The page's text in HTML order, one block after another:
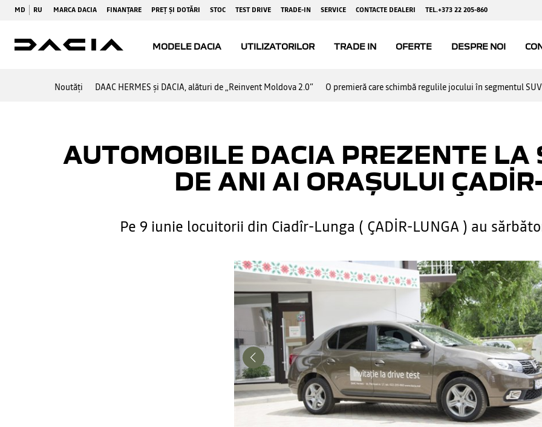
Noutăți DAAC HERMES și DACIA, alături de „Reinvent Moldova 2.0” O premieră care schimbă regulile jocului în segmentul
AUTOMOBILE DACIA PREZENTE LA
DE ANI AI ORAȘULUI
Pe 9 iunie locuitorii din Ciadîr-Lunga ( ÇADİR-LUNGA ) au